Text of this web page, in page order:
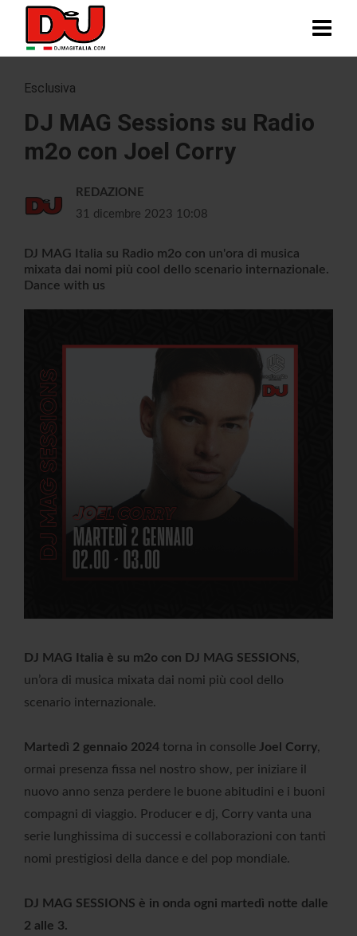
Esclusiva
DJ MAG Sessions su Radio
m2o con Joel Corry
REDAZIONE
31 dicembre 2023 10:08
DJ MAG Italia su Radio m2o con un'ora di musica
mixata dai nomi più cool dello scenario internazionale.
Dance with us
DJ MAG Italia è su m2o con DJ MAG SESSIONS,
un’ora di musica mixata dai nomi più cool dello
scenario internazionale.
Martedì 2 gennaio 2024 torna in consolle Joel Corry,
ormai presenza fissa nel nostro show, per iniziare il
nuovo anno senza perdere le buone abitudini e i buoni
compagni di viaggio. Producer e dj, Corry vanta una
serie lunghissima di successi e collaborazioni con tanti
nomi prestigiosi della dance e del pop mondiale.
DJ MAG SESSIONS è in onda ogni martedì notte dalle
2 alle 3.